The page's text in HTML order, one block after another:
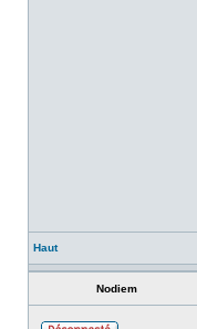
Haut
Nodiem